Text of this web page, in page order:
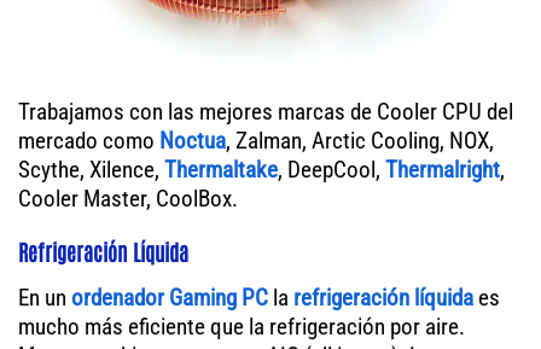
Trabajamos con las mejores marcas de Cooler CPU del
mercado como Noctua, Zalman, Arctic Cooling, NOX,
Scythe, Xilence, Thermaltake, DeepCool, Thermalright,
Cooler Master, CoolBox.
Refrigeración Líquida
En un ordenador Gaming PC la refrigeración líquida es
mucho más eficiente que la refrigeración por aire.